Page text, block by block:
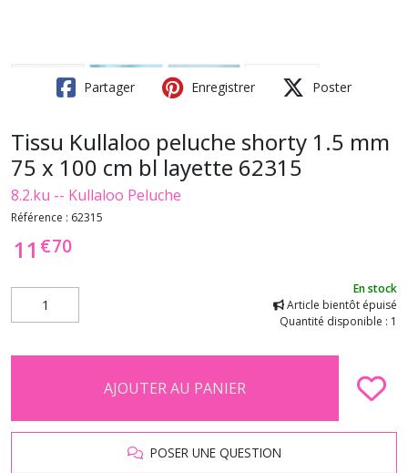
Partager Enregistrer Poster
Tissu Kullaloo peluche shorty 1.5 mm
75 x 100 cm bl layette 62315
8.2.ku -- Kullaloo Peluche
Référence : 62315
11 €70
En stock
Article bientôt épuisé
Quantité disponible : 1
AJOUTER AU PANIER
POSER UNE QUESTION